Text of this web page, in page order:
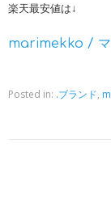
楽天最安値は↓
marimekko /
Posted in: .ブランド,